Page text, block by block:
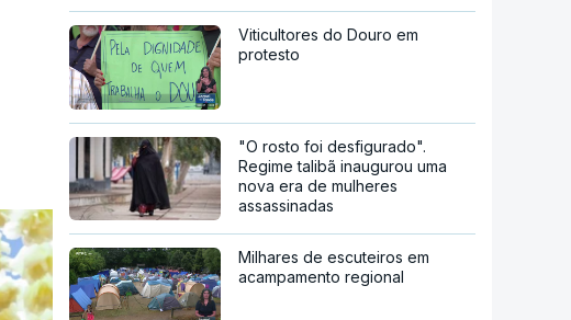
Viticultores do Douro em
protesto
"O rosto foi desfigurado".
Regime talibã inaugurou uma
nova era de mulheres
assassinadas
Milhares de escuteiros em
acampamento regional